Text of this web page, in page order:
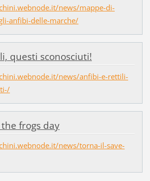
news/mappe-di-
anfibi-delle-marche/
questi sconosciuti!
news/anfibi-e-rettili-
frogs day
news/torna-il-save-